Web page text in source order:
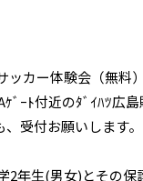
カー体験会（無料
ﾞｰﾄ付近のﾀﾞｲﾊﾂ広
受付お願いします。
2年生(男女)とその保